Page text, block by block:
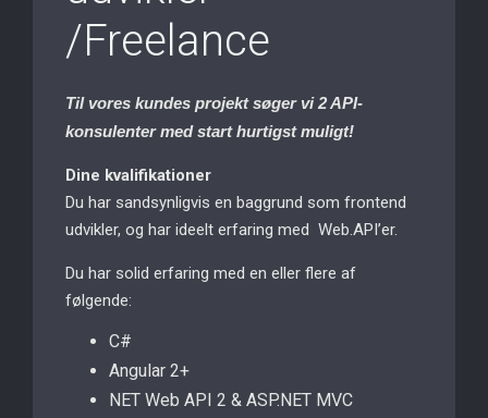
/Freelance
Til vores kundes projekt søger vi 2 API-
konsulenter med start hurtigst muligt!
Dine kvalifikationer
Du har sandsynligvis en baggrund som frontend
udvikler, og har ideelt erfaring med Web.API’er.
Du har solid erfaring med en eller flere af
følgende:
C#
Angular 2+
NET Web API 2 & ASP.NET MVC